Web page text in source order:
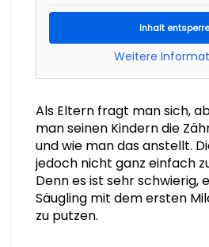
Inhalt
Weitere
Als Eltern fragt man sich,
man seinen Kindern die
und wie man das anstellt.
jedoch nicht ganz einfach
Denn es ist sehr schwierig,
Säugling mit dem ersten
zu putzen.